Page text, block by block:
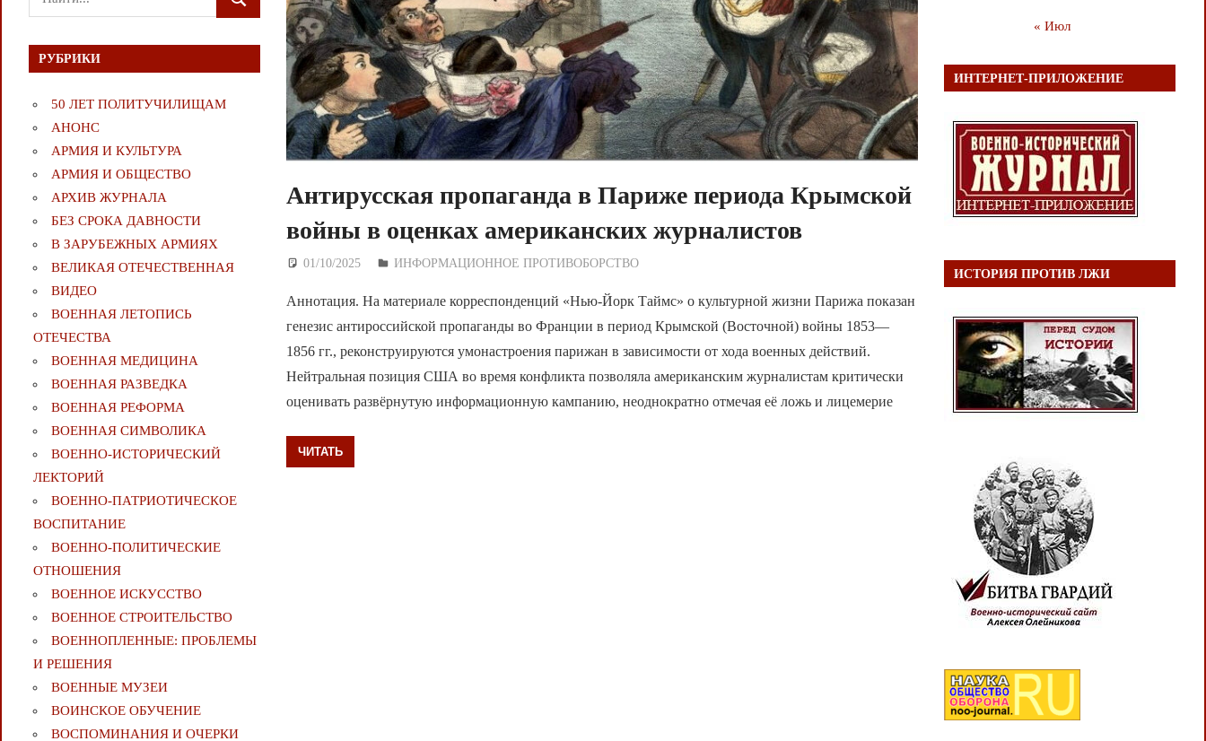
Антирусская пропаганда в Париже периода Крымской
войны в оценках американских журналистов
01/10/2025 Дежурный по Редакции
ИНФОРМАЦИОННОЕ ПРОТИВОБОРСТВО
Аннотация. На материале корреспонденций «Нью-Йорк Таймс» о культурной жизни Парижа показан
генезис антироссийской пропаганды во Франции в период Крымской (Восточной) войны 1853—
1856 гг., реконструируются умонастроения парижан в зависимости от хода военных действий.
Нейтральная позиция США во время конфликта позволяла американским журналистам критически
оценивать развёрнутую информационную кампанию, неоднократно отмечая её ложь и лицемерие
ЧИТАТЬ
для:
ПОИСК
РУБРИКИ
50 ЛЕТ ПОЛИТУЧИЛИЩАМ
АНОНС
АРМИЯ И КУЛЬТУРА
АРМИЯ И ОБЩЕСТВО
АРХИВ ЖУРНАЛА
БЕЗ СРОКА ДАВНОСТИ
В ЗАРУБЕЖНЫХ АРМИЯХ
ВЕЛИКАЯ ОТЕЧЕСТВЕННАЯ
ВИДЕО
ВОЕННАЯ ЛЕТОПИСЬ
ОТЕЧЕСТВА
ВОЕННАЯ МЕДИЦИНА
ВОЕННАЯ РАЗВЕДКА
ВОЕННАЯ РЕФОРМА
ВОЕННАЯ СИМВОЛИКА
ВОЕННО-ИСТОРИЧЕСКИЙ
ЛЕКТОРИЙ
ВОЕННО-ПАТРИОТИЧЕСКОЕ
ВОСПИТАНИЕ
ВОЕННО-ПОЛИТИЧЕСКИE
ОТНОШЕНИЯ
ВОЕННОЕ ИСКУССТВО
ВОЕННОЕ СТРОИТЕЛЬСТВО
ВОЕННОПЛЕННЫЕ: ПРОБЛЕМЫ
И РЕШЕНИЯ
ВОЕННЫЕ МУЗЕИ
ВОИНСКОЕ ОБУЧЕНИЕ
ВОСПОМИНАНИЯ И ОЧЕРКИ
« Июл
ИНТЕРНЕТ-ПРИЛОЖЕНИЕ
ИСТОРИЯ ПРОТИВ ЛЖИ